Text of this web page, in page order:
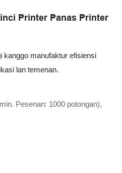
Printer Panas Printer
kanggo manufaktur efisiensi
lan temenan.
Pesenan: 1000 potongan),